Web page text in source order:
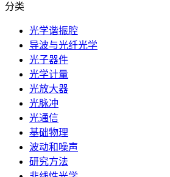
分类
光学谐振腔
导波与光纤光学
光子器件
光学计量
光放大器
光脉冲
光通信
基础物理
波动和噪声
研究方法